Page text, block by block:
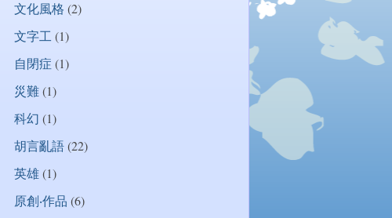
文化風格 (2)
文字工(1)
自閉症 (1)
災難(1)
科幻 (1)
胡言亂語(22)
英雄(1)
原創‧作品 (6)